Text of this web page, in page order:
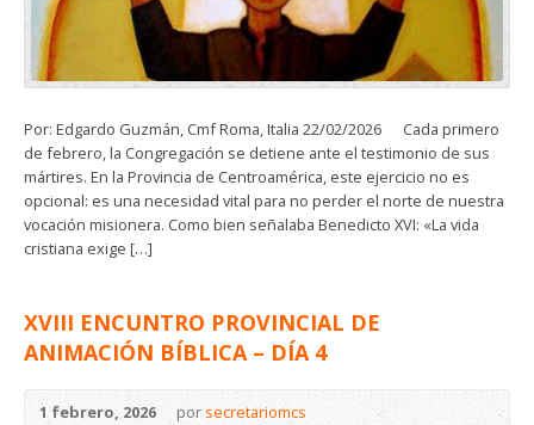
Por: Edgardo Guzmán, Cmf Roma, Italia 22/02/2026 Cada primero
de febrero, la Congregación se detiene ante el testimonio de sus
mártires. En la Provincia de Centroamérica, este ejercicio no es
opcional: es una necesidad vital para no perder el norte de nuestra
vocación misionera. Como bien señalaba Benedicto XVI: «La vida
cristiana exige […]
XVIII ENCUNTRO PROVINCIAL DE
ANIMACIÓN BÍBLICA – DÍA 4
1 febrero, 2026 porsecretariomcs